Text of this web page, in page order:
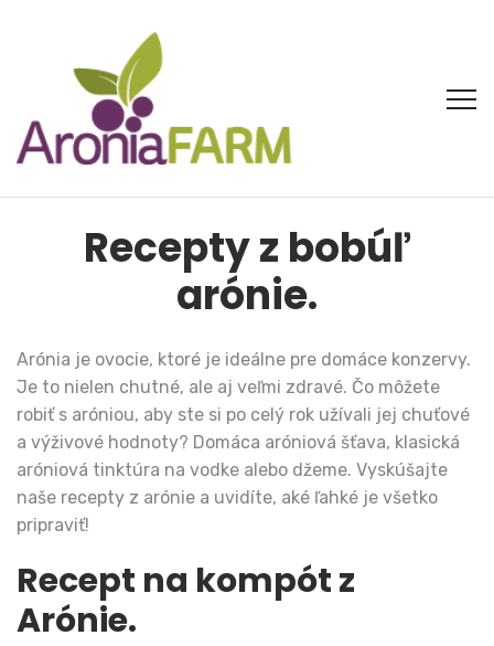
Recepty z bobúľ
arónie.
Arónia je ovocie, ktoré je ideálne pre domáce konzervy.
Je to nielen chutné, ale aj veľmi zdravé. Čo môžete
robiť s aróniou, aby ste si po celý rok užívali jej chuťové
a výživové hodnoty? Domáca aróniová šťava, klasická
aróniová tinktúra na vodke alebo džeme. Vyskúšajte
naše recepty z arónie a uvidíte, aké ľahké je všetko
pripraviť!
Recept na kompót z
Arónie.